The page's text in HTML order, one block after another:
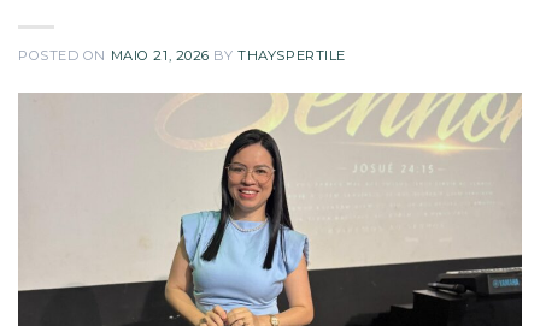
POSTED ON MAIO 21, 2026 BYTHAYSPERTILE